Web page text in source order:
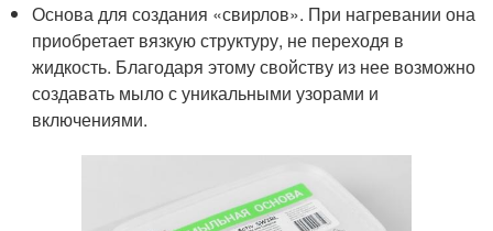
Основа для создания «свирлов». При нагревании она
приобретает вязкую структуру, не переходя в
жидкость. Благодаря этому свойству из нее возможно
создавать мыло с уникальными узорами и
включениями.